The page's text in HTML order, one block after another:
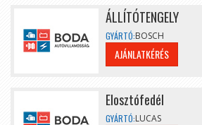
ÁLLÍTÓTENGELY
GYÁRTÓ:BOSCH
AJÁNLATKÉRÉS
Elosztófedél
GYÁRTÓ:LUCAS